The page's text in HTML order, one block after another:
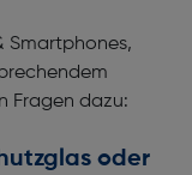
Smartphones,
Fragen dazu:
oder